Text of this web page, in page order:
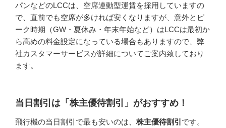
パンなどのLCCは、空席連動型運賃を採用していますの
で、直前でも空席が多ければ安くなりますが、意外とピ
ーク時期（GW・夏休み・年末年始など）はLCCは最初か
ら高めの料金設定になっている場合もありますので、弊
社カスタマーサービスが詳細についてご案内致しており
ます。
当日割引は「株主優待割引」がおすすめ！
飛行機の当日割引で最も安いのは、 株主優待割引 です。